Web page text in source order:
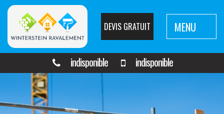
DEVIS GRATUIT MENU
indisponible indisponible